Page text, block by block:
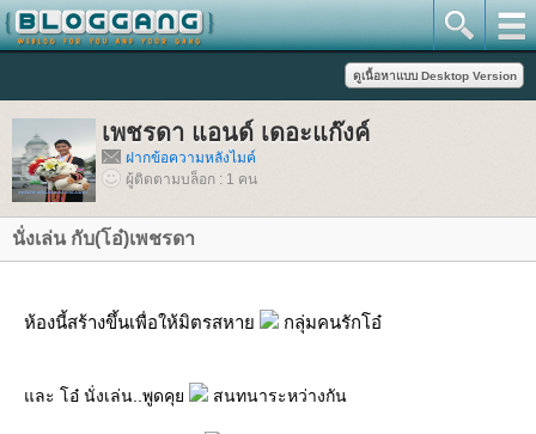
เพชรดา แอนด์ เดอะแก๊งค์
ฝากข้อความหลังไมค์
ผู้ติดตามบล็อก : 1 คน
นั่งเล่น กับ(โอ๋)เพชรดา
ห้องนี้สร้างขึ้นเพื่อให้มิตรสหา กลุ่มคนรักโอ๋
ละ โอ๋ นั่งเล่น..พูดคุ สนทนาระหว่างกัน